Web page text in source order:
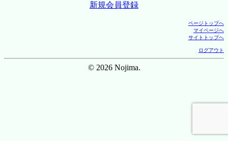
新規会員登録
ページトップへ
マイページへ
サイトトップへ
ログアウト
© 2026 Nojima.